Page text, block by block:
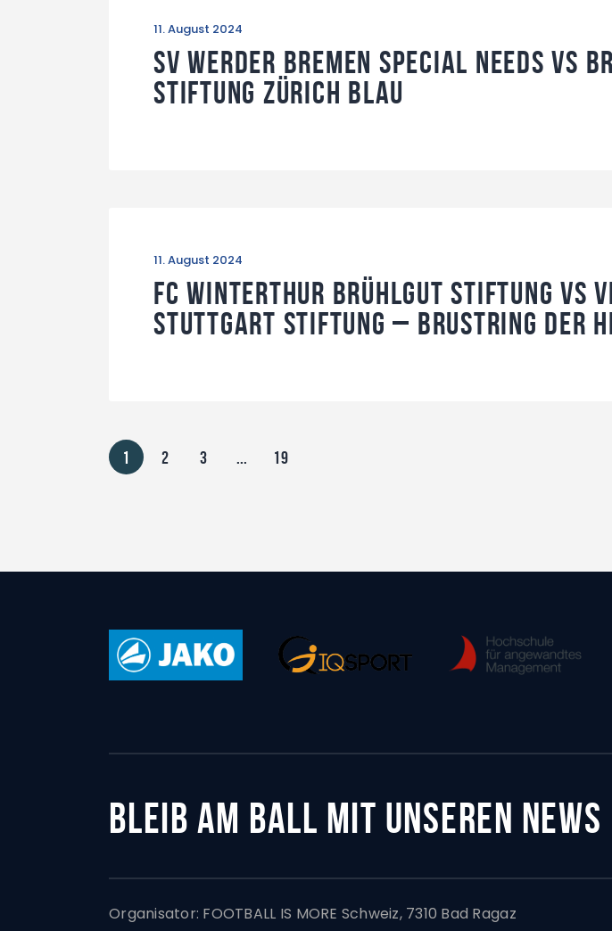
11. August 2024
SV Werder Bremen Special Needs vs
Stiftung Zürich Blau
11. August 2024
FC Winterthur Brühlgut Stiftung vs
Stuttgart Stiftung – Brustring der
1 2 3 ... 19
BLEIB AM BALL MIT UNSEREN NEWS
Organisator: FOOTBALL IS MORE Schweiz, 7310 Bad Ragaz